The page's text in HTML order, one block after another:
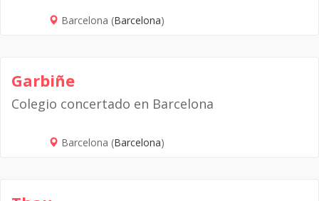
Barcelona (Barcelona)
Garbiñe
Colegio concertado en Barcelona
Barcelona (Barcelona)